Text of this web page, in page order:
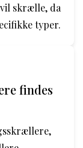
skrælle, da
typer.
findes